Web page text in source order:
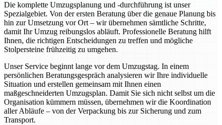
Die komplette Umzugsplanung und -durchführung ist unser
Spezialgebiet. Von der ersten Beratung über die genaue Planung bis
hin zur Umsetzung vor Ort – wir übernehmen sämtliche Schritte,
damit Ihr Umzug reibungslos abläuft. Professionelle Beratung hilft
Ihnen, die richtigen Entscheidungen zu treffen und mögliche
Stolpersteine frühzeitig zu umgehen.
Unser Service beginnt lange vor dem Umzugstag. In einem
persönlichen Beratungsgespräch analysieren wir Ihre individuelle
Situation und erstellen gemeinsam mit Ihnen einen
maßgeschneiderten Umzugsplan. Damit Sie sich nicht selbst um die
Organisation kümmern müssen, übernehmen wir die Koordination
aller Abläufe – von der Verpackung bis zur Sicherung und zum
Transport.